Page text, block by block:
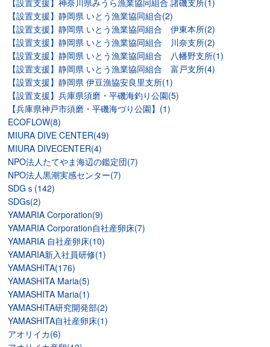
【設置支援】神奈川県みうら漁業協同組合 諸磯支所(1)
【設置支援】静岡県 いとう漁業協同組合(2)
【設置支援】静岡県 いとう漁業協同組合 伊東本所(2)
【設置支援】静岡県 いとう漁業協同組合 川奈支所(2)
【設置支援】静岡県 いとう漁業協同組合 八幡野支所(1)
【設置支援】静岡県 いとう漁業協同組合 富戸支所(4)
【設置支援】静岡県 伊豆漁協安良里支所(1)
【設置支援】兵庫県須磨・平磯海釣り公園(5)
【兵庫県神戸市須磨・平磯海づり公園】(1)
ECOFLOW(8)
MIURA DIVE CENTER(49)
MIURA DIVECENTER(4)
NPO法人たてやま海辺の鑑定団(7)
NPO法人黒潮実感センター(7)
SDGｓ(142)
SDGs(2)
YAMARIA Corporation(9)
YAMARIA Corporation自社産卵床(7)
YAMARIA 自社産卵床(10)
YAMARIA新入社員研修(1)
YAMASHITA(176)
YAMASHITA Maria(5)
YAMASHITA Maria(1)
YAMASHITA研究開発部(2)
YAMASHITA自社産卵床(1)
アオリイカ(6)